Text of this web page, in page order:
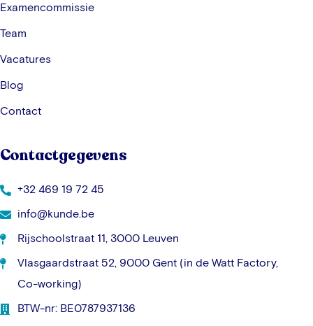
Examencommissie
Team
Vacatures
Blog
Contact
Contactgegevens
+32 469 19 72 45
info@kunde.be
Rijschoolstraat 11, 3000 Leuven
Vlasgaardstraat 52, 9000 Gent (in de Watt Factory,
Co-working)
BTW-nr: BE0787937136